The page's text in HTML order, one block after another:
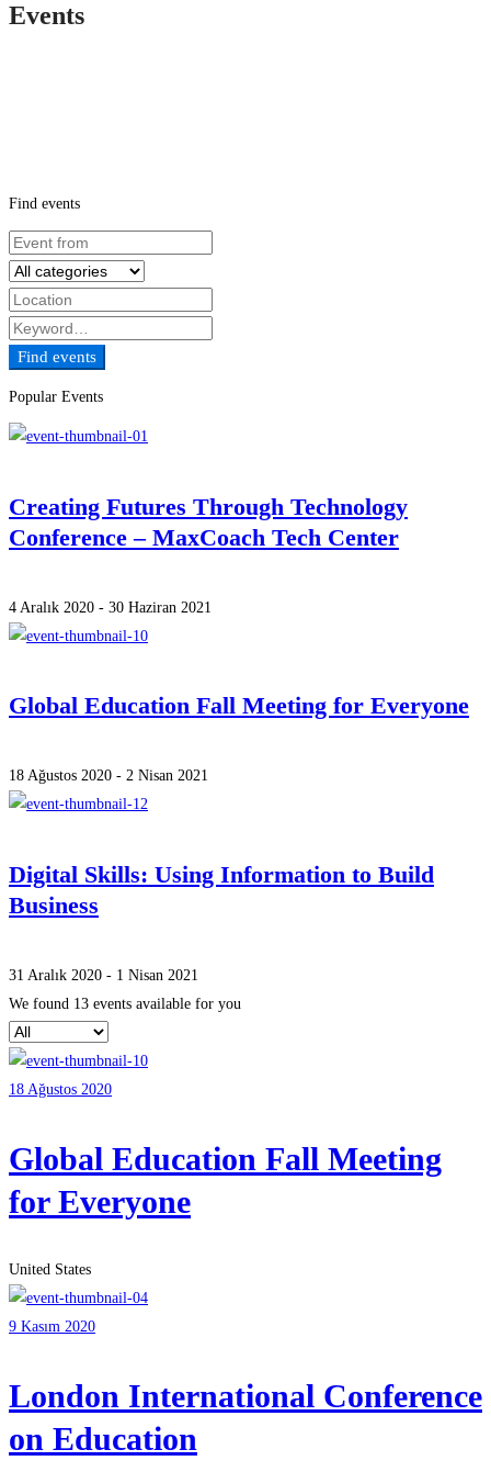
Events
Find events
Find events
Popular Events
Creating Futures Through Technology
Conference – MaxCoach Tech Center
4 Aralık 2020 - 30 Haziran 2021
Global Education Fall Meeting for Everyone
18 Ağustos 2020 - 2 Nisan 2021
Digital Skills: Using Information to Build
Business
31 Aralık 2020 - 1 Nisan 2021
We found 13 events available for you
18 Ağustos 2020
Global Education Fall Meeting
for Everyone
United States
9 Kasım 2020
London International Conference
on Education